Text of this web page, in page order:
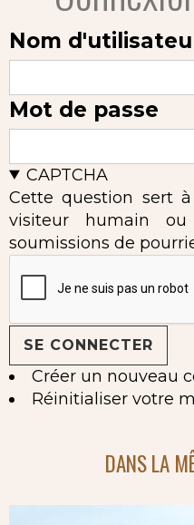
Nom
Mot de passe
CAPTCHA
Cette question sert
visiteur humain
soumissions de
Créer un nouveau
Réinitialiser votre
DANS LA